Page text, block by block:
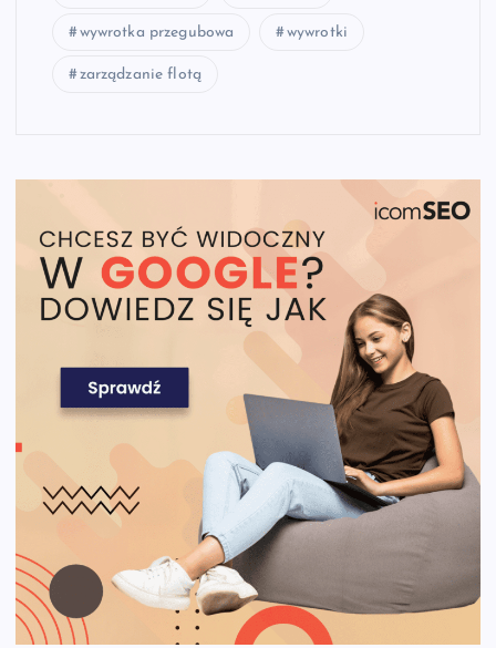
wywrotka przegubowa wywrotki
zarządzanie flotą